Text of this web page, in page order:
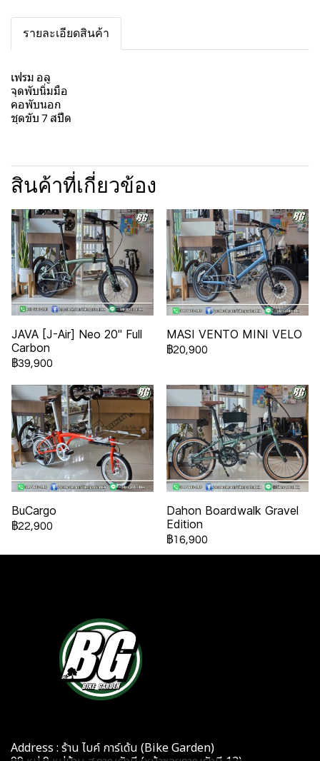
รายละเอียดสินค้า
เฟรม อลู
จุดพับนิ่มมือ
คอพับนอก
ชุดขับ 7 สปีด
สินค้าที่เกี่ยวข้อง
JAVA [J-Air] Neo 20" Full
Carbon
฿39,900
MASI VENTO MINI VELO
฿20,900
BuCargo
฿22,900
Dahon Boardwalk Gravel
Edition
฿16,900
Address : ร้าน ไบค์ การ์เด้น (Bike Garden)